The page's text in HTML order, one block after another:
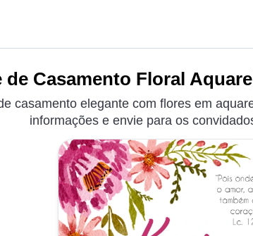
de Casamento Floral
casamento elegante com flores em
informações e envie para os